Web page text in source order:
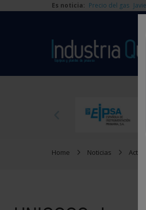
Es noticia: Precio del gas
Home Noticias